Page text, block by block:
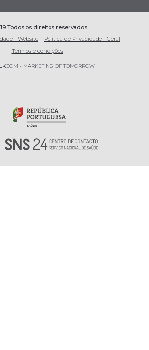
Todos os direitos reservados
- Website
Política de Privacidade - Geral
Termos e condições
LKCOM - MARKETING OF TOMORROW